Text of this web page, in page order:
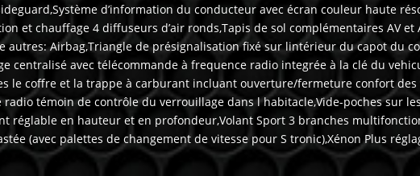
d’information du conducteur avec écran couleur haute
et chauffage 4 diffuseurs d’air ronds,Tapis de sol complémentaires AV et
Airbag,Triangle de présignalisation fixé sur lintérieur du capot du
centralisé avec télécommande à frequence radio integrée à la clé du
le coffre et la trappe à carburant incluant ouverture/fermeture confort
témoin de contrôle du verrouillage dans l habitacle,Vide-poches sur
réglable en hauteur et en profondeur,Volant Sport 3 branches
(avec palettes de changement de vitesse pour S tronic),Xénon Plus